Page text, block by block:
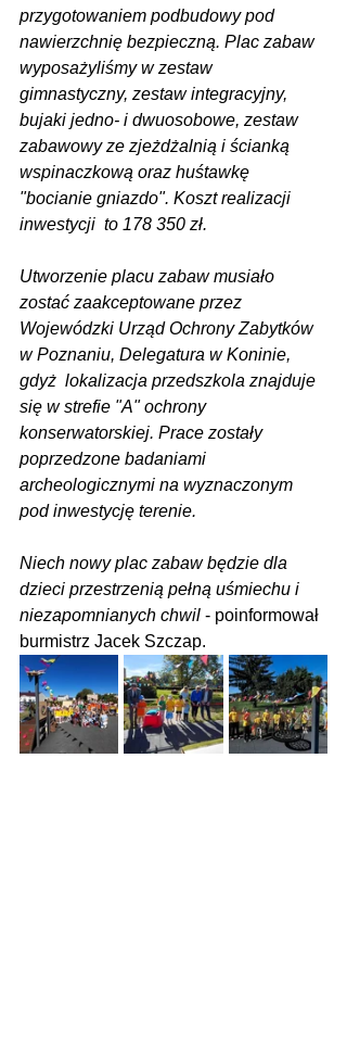
przygotowaniem podbudowy pod
nawierzchnię bezpieczną. Plac zabaw
wyposażyliśmy w zestaw
gimnastyczny, zestaw integracyjny,
bujaki jedno- i dwuosobowe, zestaw
zabawowy ze zjeżdżalnią i ścianką
wspinaczkową oraz huśtawkę
"bocianie gniazdo". Koszt realizacji
inwestycji  to 178 350 zł.
Utworzenie placu zabaw musiało
zostać zaakceptowane przez
Wojewódzki Urząd Ochrony Zabytków
w Poznaniu, Delegatura w Koninie,
gdyż  lokalizacja przedszkola znajduje
się w strefie "A" ochrony
konserwatorskiej. Prace zostały
poprzedzone badaniami
archeologicznymi na wyznaczonym
pod inwestycję terenie.
Niech nowy plac zabaw będzie dla
dzieci przestrzenią pełną uśmiechu i
niezapomnianych chwil - poinformował
burmistrz Jacek Szczap.